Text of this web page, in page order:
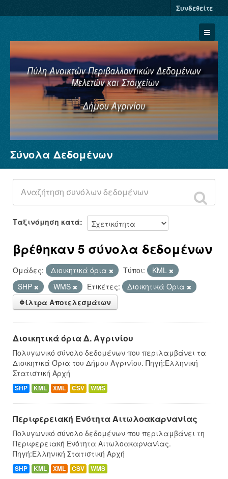
Συνδεθείτε
Σύνολα Δεδομένων
Φορείς
Ομάδες
Σχετικά
Σύνολα Δεδομένων
Ταξινόμηση κατά
βρέθηκαν 5 σύνολα δεδομένων
Ομάδες: Διοικητικά όρια Τύποι:
KML
SHP
WMS Ετικέτες:
Διοικητικά Όρια
Φίλτρα Αποτελεσμάτων
Διοικητικά όρια Δ. Αγρινίου
Πολυγωνικό σύνολο δεδομένων που περιλαμβάνει τα
Διοικητικά Όρια του Δήμου Αγρινίου. Πηγή:Ελληνική
Στατιστική Αρχή
SHP KML XML CSV WMS
Περιφερειακή Ενότητα Αιτωλοακαρνανίας
Πολυγωνικό σύνολο δεδομένων που περιλαμβάνει τη
Περιφερειακή Ενότητα Αιτωλοακαρνανίας.
Πηγή:Ελληνική Στατιστική Αρχή
SHP KML XML CSV WMS